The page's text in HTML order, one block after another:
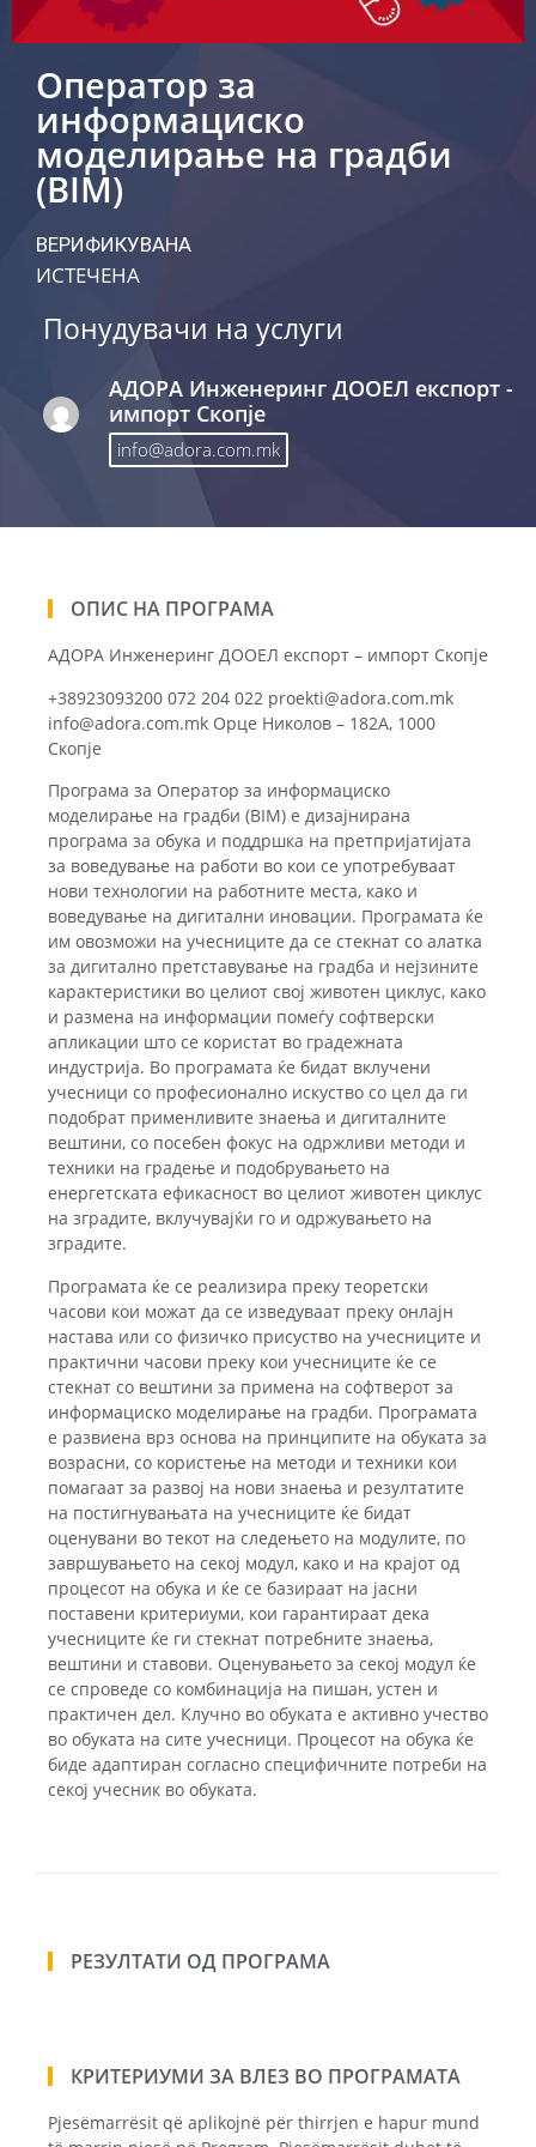
Оператор за
информациско
моделирање на градби
(BIM)
ВЕРИФИКУВАНА
ИСТЕЧЕНА
Понудувачи на услуги
АДОРА Инженеринг ДООЕЛ експорт -
импорт Скопје
info@adora.com.mk
ОПИС НА ПРОГРАМА
АДОРА Инженеринг ДООЕЛ експорт – импорт Скопје
+38923093200 072 204 022 proekti@adora.com.mk
info@adora.com.mk Орце Николов – 182А, 1000
Скопје
Програма за Оператор за информациско
моделирање на градби (BIM) е дизајнирана
програма за обука и поддршка на претпријатијата
за воведување на работи во кои се употребуваат
нови технологии на работните места, како и
воведување на дигитални иновации. Програмата ќе
им овозможи на учесниците да се стекнат со алатка
за дигитално претставување на градба и нејзините
карактеристики во целиот свој животен циклус, како
и размена на информации помеѓу софтверски
апликации што се користат во градежната
индустрија. Во програмата ќе бидат вклучени
учесници со професионално искуство со цел да ги
подобрат применливите знаења и дигиталните
вештини, со посебен фокус на одржливи методи и
техники на градење и подобрувањето на
енергетската ефикасност во целиот животен циклус
на зградите, вклучувајќи го и одржувањето на
зградите.
Програмата ќе се реализира преку теоретски
часови кои можат да се изведуваат преку онлајн
настава или со физичко присуство на учесниците и
практични часови преку кои учесниците ќе се
стекнат со вештини за примена на софтверот за
информациско моделирање на градби. Програмата
е развиена врз основа на принципите на обуката за
возрасни, со користење на методи и техники кои
помагаат за развој на нови знаења и резултатите
на постигнувањата на учесниците ќе бидат
оценувани во текот на следењето на модулите, по
завршувањето на секој модул, како и на крајот од
процесот на обука и ќе се базираат на јасни
поставени критериуми, кои гарантираат дека
учесниците ќе ги стекнат потребните знаења,
вештини и ставови. Оценувањето за секој модул ќе
се спроведе со комбинација на пишан, устен и
практичен дел. Клучно во обуката е активно учество
во обуката на сите учесници. Процесот на обука ќе
биде адаптиран согласно специфичните потреби на
секој учесник во обуката.
РЕЗУЛТАТИ ОД ПРОГРАМА
КРИТЕРИУМИ ЗА ВЛЕЗ ВО ПРОГРАМАТА
Pjesëmarrësit që aplikojnë për thirrjen e hapur mund